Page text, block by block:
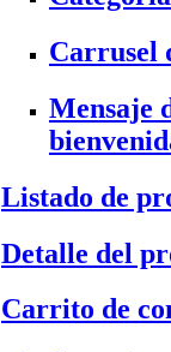
Carrusel
Mensaje
Listado de
Detalle del
Carrito de